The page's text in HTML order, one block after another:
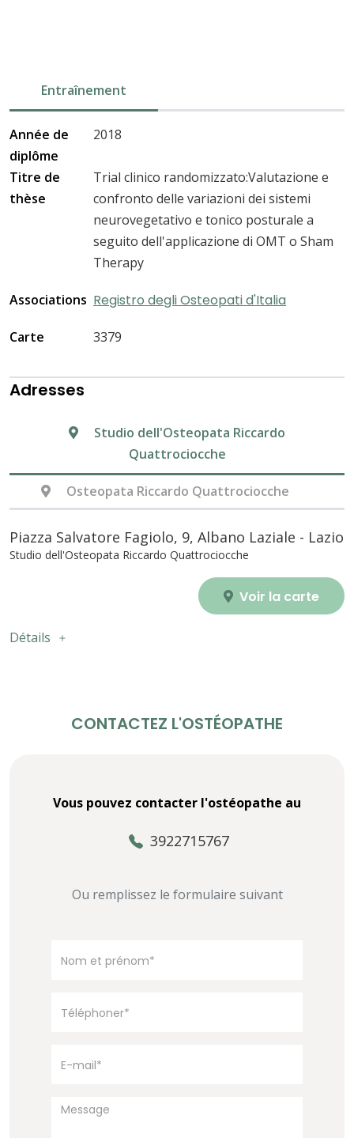
Entraînement
Année de
diplôme
2018
Titre de
thèse
Trial clinico randomizzato:Valutazione e
confronto delle variazioni dei sistemi
neurovegetativo e tonico posturale a
seguito dell'applicazione di OMT o Sham
Therapy
Associations Registro degli Osteopati d'Italia
Carte 3379
Adresses
Quattrociocche
Osteopata Riccardo Quattrociocche
Piazza Salvatore Fagiolo, 9, Albano Laziale - Lazio
Studio dell'Osteopata Riccardo Quattrociocche
Voir la carte
Détails
CONTACTEZ L'OSTÉOPATHE
Vous pouvez contacter l'ostéopathe au
3922715767
Ou remplissez le formulaire suivant